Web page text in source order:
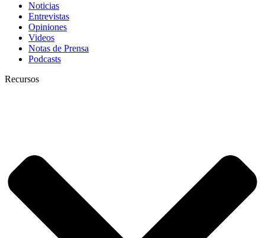
Noticias
Entrevistas
Opiniones
Videos
Notas de Prensa
Podcasts
Recursos